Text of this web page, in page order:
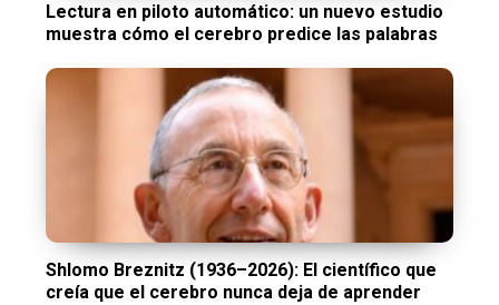
Lectura en piloto automático: un nuevo estudio
muestra cómo el cerebro predice las palabras
Shlomo Breznitz (1936–2026): El científico que
creía que el cerebro nunca deja de aprender